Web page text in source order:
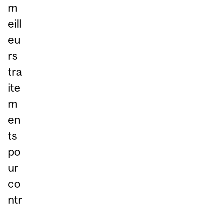
m
eill
eu
rs
tra
ite
m
en
ts
po
ur
co
ntr